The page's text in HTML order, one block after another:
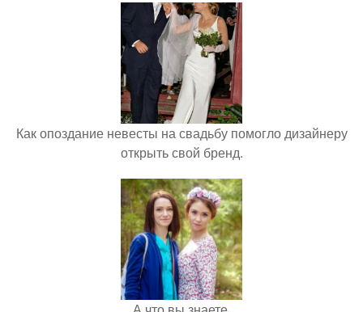
Как опоздание невесты на свадьбу помогло дизайнеру
открыть свой бренд.